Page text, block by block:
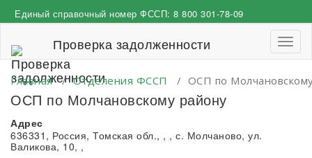
к
Единый справочный номер ФССП: 8 800 301-78-09
Проверка задолженности
Главная/Отделения ФССП / ОСП по
ОСП по Молчановскому району
Адрес
636331, Россия, Томская обл., , , с. Молчаново, ул.
Валикова, 10, ,